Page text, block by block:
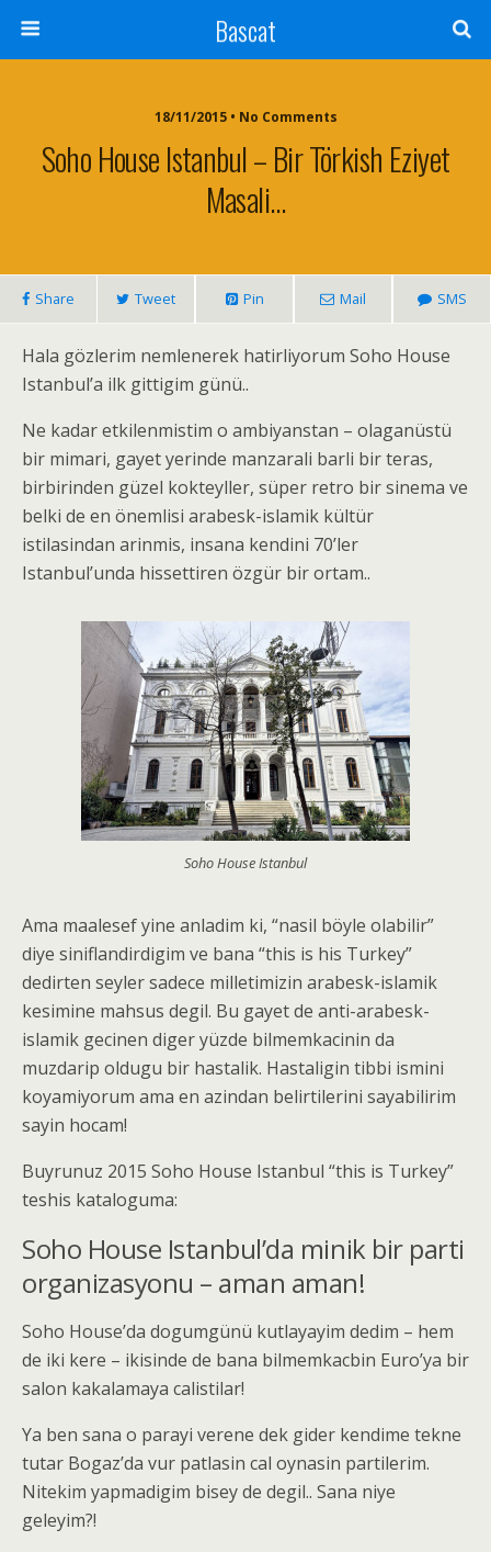
Bascat
18/11/2015 • No Comments
Soho House Istanbul – Bir Törkish Eziyet
Masali…
Share Tweet Pin Mail SMS
Hala gözlerim nemlenerek hatirliyorum Soho House
Istanbul’a ilk gittigim günü..
Ne kadar etkilenmistim o ambiyanstan – olaganüstü
bir mimari, gayet yerinde manzarali barli bir teras,
birbirinden güzel kokteyller, süper retro bir sinema ve
belki de en önemlisi arabesk-islamik kültür
istilasindan arinmis, insana kendini 70’ler
Istanbul’unda hissettiren özgür bir ortam..
Soho House Istanbul
Ama maalesef yine anladim ki, “nasil böyle olabilir”
diye siniflandirdigim ve bana “this is his Turkey”
dedirten seyler sadece milletimizin arabesk-islamik
kesimine mahsus degil. Bu gayet de anti-arabesk-
islamik gecinen diger yüzde bilmemkacinin da
muzdarip oldugu bir hastalik. Hastaligin tibbi ismini
koyamiyorum ama en azindan belirtilerini sayabilirim
sayin hocam!
Buyrunuz 2015 Soho House Istanbul “this is Turkey”
teshis kataloguma:
Soho House Istanbul’da minik bir parti
organizasyonu – aman aman!
Soho House’da dogumgünü kutlayayim dedim – hem
de iki kere – ikisinde de bana bilmemkacbin Euro’ya bir
salon kakalamaya calistilar!
Ya ben sana o parayi verene dek gider kendime tekne
tutar Bogaz’da vur patlasin cal oynasin partilerim.
Nitekim yapmadigim bisey de degil.. Sana niye
geleyim?!